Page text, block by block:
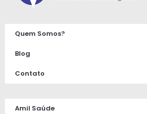
Quem Somos?
Blog
Contato
Amil Saúde